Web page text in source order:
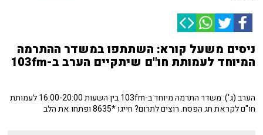
ניסים משעל קורא: השתתפו במשדר ההתרמה
המיוחד לעמותת חו"ם שיתקיים הערב ב-103fm
הערב (ג'): משדר התרמה מיוחד ב-103fm בין השעות 16:00-20:00 לעמותת
חו"ם לקראת חג הפסח. רוצים לתרום? חייגו *8635 ופתחו את הלב